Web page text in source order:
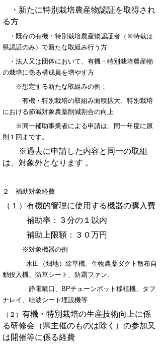
・新たに特別栽培農産物認証を取得され
る方
・既存の有機・特別栽培農産物認証者（※特栽は
県認証のみ）で新たな取組み行う方
・法人又は団体において、有機・特別栽培農産物
の栽培に係る構成員を増やす方
※想定する新たな取組みの例：
有機・特別栽培の取組み面積拡大、特別栽培
における節減対象農薬削減割合の向上
※同一補助事業者による申請は、同一年度に原
則１回まです。
※過去に申請した内容と同一の取組
は、対象外となります 。
２ 補助対象経費
（１） 有機的管理に使用する機器の購入費
補助率：３分の１以内
補助上限額：３０万円
※対象機器の例
水田（畑地）除草機、生物農薬ダクト散布自
動投入機、防草シート、防霜ファン、
静電噴口、BPチェーンポット移植機、タフ
ナレイ、畦波シート埋設機等
（２） 有機・特別栽培の生産技術向上に係
る研修会（県主催のものは除く） の参加又
は開催等に係る経費